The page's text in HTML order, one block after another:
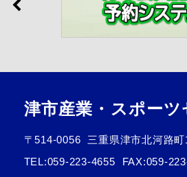
津市産業・スポーツ
〒514-0056
三重県津市北河路町
TEL:059-223-4655
FAX:059-